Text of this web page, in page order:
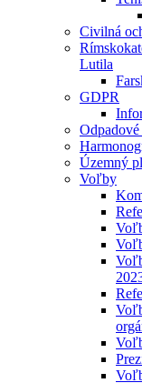
Civilná
Lutila
GDPR
Územný
Voľby